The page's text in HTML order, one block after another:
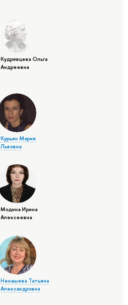
Кудрявцева Ольга
Андреевна
Курьян Мария
Львовна
Модина Ирина
Алексеевна
Ненашева Татьяна
Александровна